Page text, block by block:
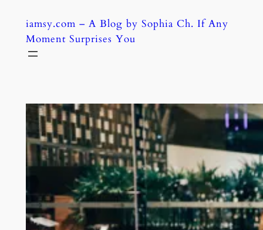
content
iamsy.com – A Blog by Sophia Ch. If Any
Moment Surprises You